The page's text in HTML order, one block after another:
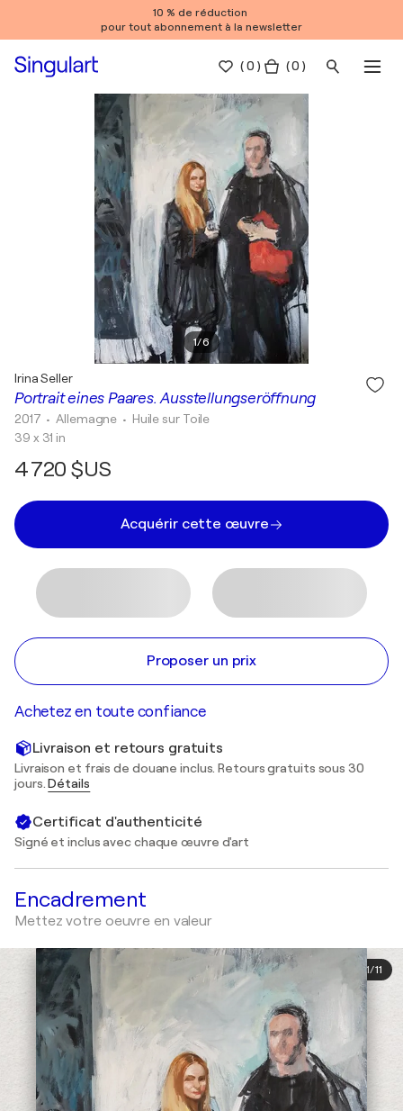
10 % de réduction
pour tout abonnement à la newsletter
(0 ) ( 0 )
1/6
Portrait eines Paares. Ausstellungseröffnung
Irina Seller
2017 • Allemagne • Huile sur Toile
39 x 31 in
4 720 $US
Acquérir cette œuvre
Proposer un prix
Achetez en toute confiance
Livraison et retours gratuits
Livraison et frais de douane inclus. Retours gratuits sous 30
jours.Détails
Certificat d'authenticité
Signé et inclus avec chaque œuvre d'art
Encadrement
Mettez votre oeuvre en valeur
1/11